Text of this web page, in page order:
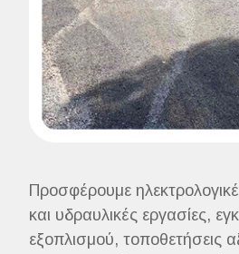
Προσφέρουμε
και υδραυλικές εργασίες,
εξοπλισμού, τοποθετήσεις